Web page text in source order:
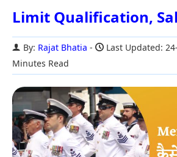
Limit Qualification,
By: Rajat Bhatia Last Updated:
Minutes Read